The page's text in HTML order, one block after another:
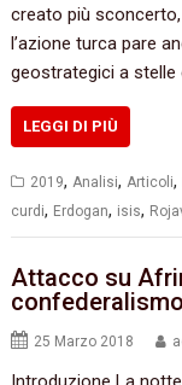
creato più
l’azione turca pare
geostrategici a
LEGGI DI PIÙ
2019,Analisi,Articoli,
curdi, Erdogan, isis,
Attacco su
confederalismo
25 Marzo 2018